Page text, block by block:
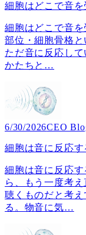
細胞はどこで音
細胞はどこで音
部位・細胞骨格
ただ音に反応し
かたちと …
6/30/2026CEO
細胞は音に反応す
細胞は音に反応
ら、もう一度考
聴くものだと考
る。物音に気…